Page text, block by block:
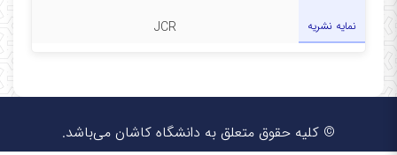
نمایه نشریه JCR
© کلیه حقوق متعلق به دانشگاه کاشان می‌باشد.